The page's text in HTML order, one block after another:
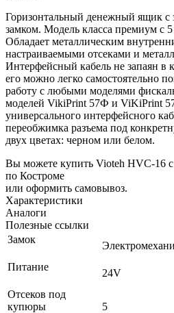
Горизонтальный денежный ящик с
замком. Модель класса премиум с
Обладает металлическим
настраиваемыми отсеками и
Интерфейсный кабель не запаян в
его можно легко самостоятельно
работу с любыми моделями
моделей VikiPrint 57Ф и ViKiPrint
универсального интерфейсного
переобжимка разъема под
двух цветах: черном или белом.
Вы можете купить Vioteh HVC-16 с
по Костроме
или оформить самовывоз.
Характеристики
Аналоги
Полезные ссылки
Замок
Питание
24V
Отсеков под
купюры
5